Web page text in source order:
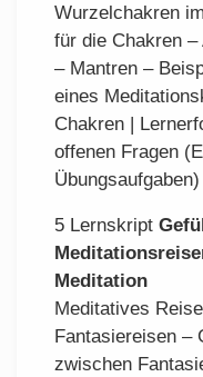
Wurzelchakren
für die Chakren
– Mantren –
eines
Chakren |
offenen Fragen
5 Lernskript
Meditation
Meditatives
Fantasiereisen –
zwischen